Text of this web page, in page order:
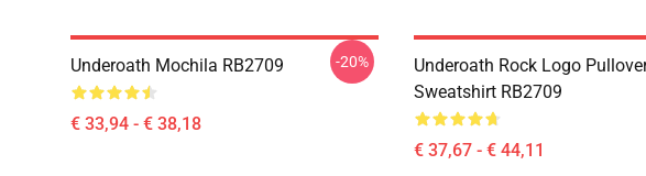
Underoath Mochila RB2709
€ 33,94 - € 38,18
-20%
Underoath Rock Logo
Sweatshirt RB2709
€ 37,67 - € 44,11